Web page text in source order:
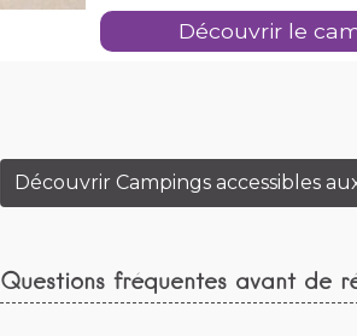
Découvrir le
Découvrir Campings accessibles
Questions fréquentes avant de